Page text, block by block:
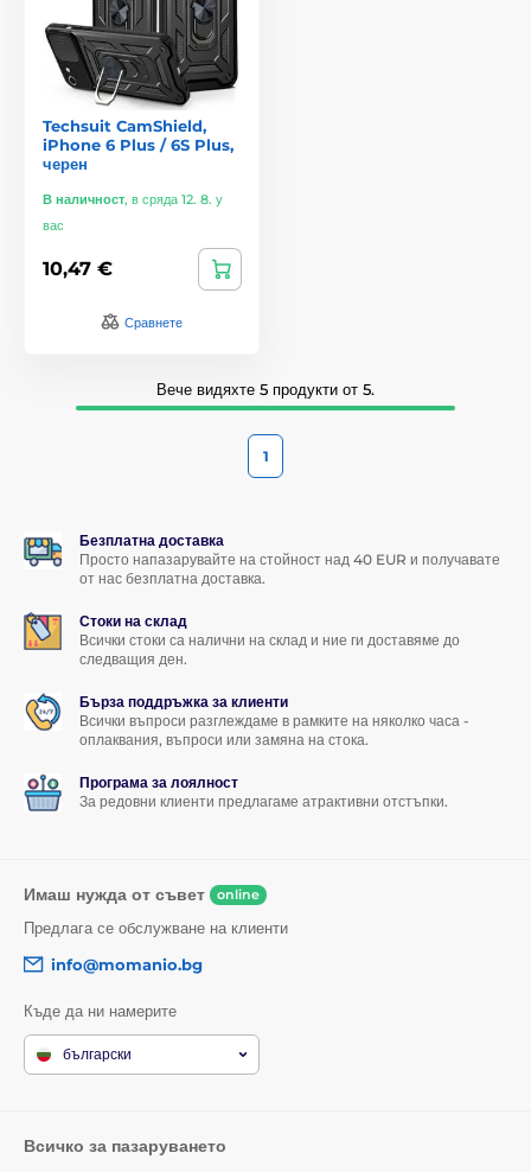
Techsuit CamShield,
iPhone 6 Plus / 6S Plus,
черен
В наличност, в сряда 12. 8. у
вас
10,47 €
Сравнете
Вече видяхте 5 продукти от 5.
1
Безплатна доставка
Просто напазарувайте на стойност над 40 EUR и получавате
от нас безплатна доставка.
Стоки на склад
Всички стоки са налични на склад и ние ги доставяме до
следващия ден.
Бърза поддръжка за клиенти
Всички въпроси разглеждаме в рамките на няколко часа -
оплаквания, въпроси или замяна на стока.
Програма за лоялност
За редовни клиенти предлагаме атрактивни отстъпки.
Имаш нужда от съвет online
Предлага се обслужване на клиенти
info@momanio.bg
Къде да ни намерите
български
Всичко за пазаруването